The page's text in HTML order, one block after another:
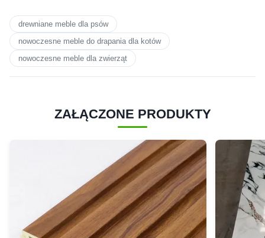
drewniane meble dla psów
nowoczesne meble do drapania dla kotów
nowoczesne meble dla zwierząt
ZAŁĄCZONE PRODUKTY